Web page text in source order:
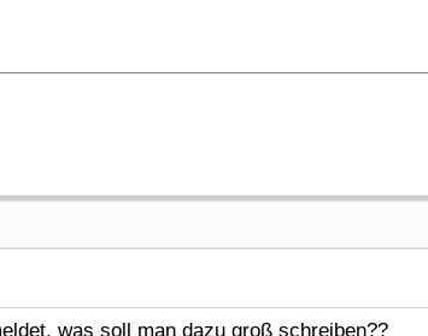
was soll man dazu groß schreiben??